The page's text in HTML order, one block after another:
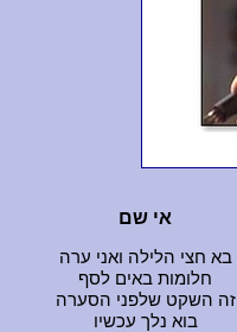
אי שם
בא חצי הלילה ואני ערה
חלומות באים לסף
זה השקט שלפני הסערה
בוא נלך עכשיו